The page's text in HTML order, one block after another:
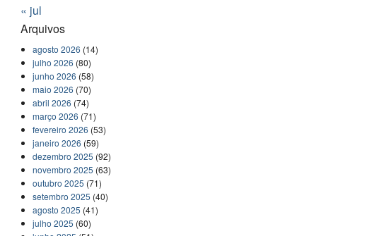
« jul
Arquivos
agosto 2026 (14)
julho 2026 (80)
junho 2026 (58)
maio 2026 (70)
abril 2026 (74)
março 2026 (71)
fevereiro 2026 (53)
janeiro 2026 (59)
dezembro 2025 (92)
novembro 2025 (63)
outubro 2025 (71)
setembro 2025 (40)
agosto 2025 (41)
julho 2025 (60)